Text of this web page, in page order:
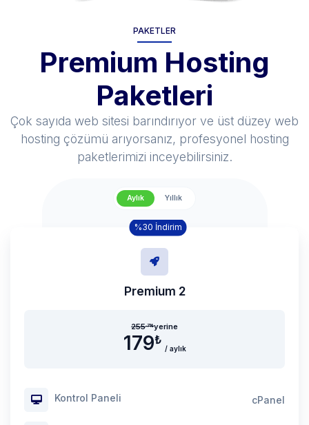
PAKETLER
Premium Hosting
Paketleri
Çok sayıda web sitesi barındırıyor ve üst düzey web
hosting çözümü arıyorsanız, profesyonel hosting
paketlerimizi inceyebilirsiniz.
Aylık Yıllık
%30 İndirim
Premium 2
179₺
/ aylık
255.71₺yerine
Kontrol Paneli cPanel